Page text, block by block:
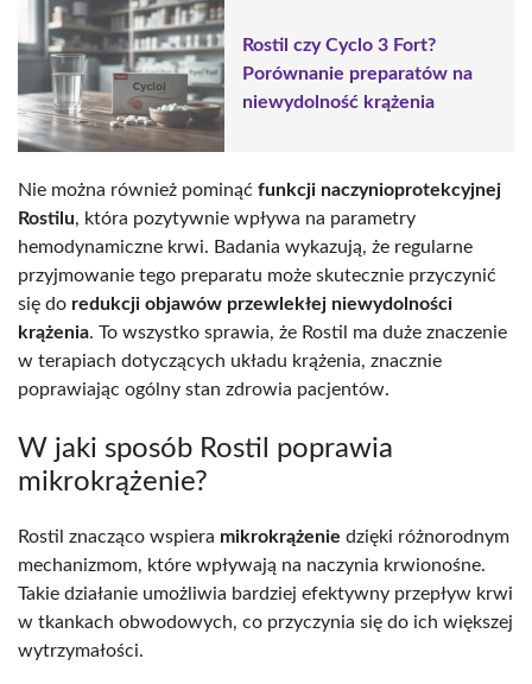
Rostil czy Cyclo 3 Fort?
Porównanie preparatów na
niewydolność krążenia
Nie można również pominąć funkcji naczynioprotekcyjnej
Rostilu, która pozytywnie wpływa na parametry
hemodynamiczne krwi. Badania wykazują, że regularne
przyjmowanie tego preparatu może skutecznie przyczynić
się do redukcji objawów przewlekłej niewydolności
krążenia. To wszystko sprawia, że Rostil ma duże znaczenie
w terapiach dotyczących układu krążenia, znacznie
poprawiając ogólny stan zdrowia pacjentów.
W jaki sposób Rostil poprawia
mikrokrążenie?
Rostil znacząco wspiera mikrokrążenie dzięki różnorodnym
mechanizmom, które wpływają na naczynia krwionośne.
Takie działanie umożliwia bardziej efektywny przepływ krwi
w tkankach obwodowych, co przyczynia się do ich większej
wytrzymałości.